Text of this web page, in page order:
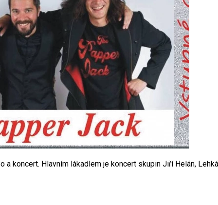
koncert. Hlavním lákadlem je koncert skupin Jiří Helán,